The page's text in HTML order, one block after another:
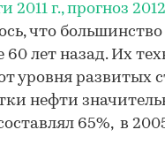
г., прогноз
что
лет назад. Их
уровня развитых
нефти
65%, в